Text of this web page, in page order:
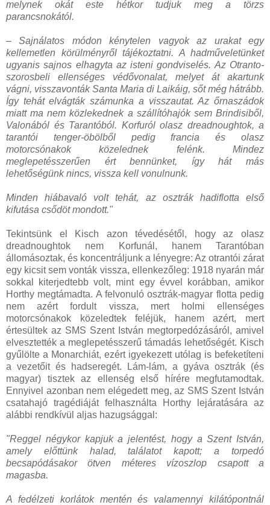
melynek okát este hétkor tudjuk meg a törzs
parancsnokától.
– Sajnálatos módon kénytelen vagyok az urakat egy
kellemetlen körülményről tájékoztatni. A hadműveletünket
ugyanis sajnos elhagyta az isteni gondviselés. Az Otranto-
szorosbeli ellenséges védővonalat, melyet át akartunk
vágni, visszavonták Santa Maria di Laikáig, sőt még hátrább.
Így tehát elvágták számunka a visszautat. Az őrnaszádok
miatt ma nem közlekednek a szállítóhajók sem Brindisiből,
Valonából és Tarantóból. Korfuról olasz dreadnoughtok, a
tarantói tenger-öbölből pedig francia és olasz
motorcsónakok közelednek felénk. Mindez
meglepetésszerűen ért bennünket, így hát más
lehetőségünk nincs, vissza kell vonulnunk.
Minden hiábavaló volt tehát, az osztrák hadiflotta első
kifutása csődöt mondott."
Tekintsünk el Kisch azon tévedésétől, hogy az olasz
dreadnoughtok nem Korfunál, hanem Tarantóban
állomásoztak, és koncentráljunk a lényegre: Az otrantói zárat
egy kicsit sem vonták vissza, ellenkezőleg: 1918 nyarán már
sokkal kiterjedtebb volt, mint egy évvel korábban, amikor
Horthy megtámadta. A felvonuló osztrák-magyar flotta pedig
nem azért fordult vissza, mert holmi ellenséges
motorcsónakok közeledtek feléjük, hanem azért, mert
értesültek az SMS Szent István megtorpedózásáról, amivel
elvesztették a meglepetésszerű támadás lehetőségét. Kisch
gyűlölte a Monarchiát, ezért igyekezett utólag is befeketíteni
a vezetőit és hadseregét. Lám-lám, a gyáva osztrák (és
magyar) tisztek az ellenség első hírére megfutamodtak.
Ennyivel azonban nem elégedett meg, az SMS Szent István
csatahajó tragédiáját felhasználta Horthy lejáratására az
alábbi rendkívül aljas hazugsággal:
"Reggel négykor kapjuk a jelentést, hogy a Szent István,
amely előttünk halad, találatot kapott; a torpedó
becsapódásakor ötven méteres vízoszlop csapott a
magasba.
A fedélzeti korlátok mentén és valamennyi kilátópontnál